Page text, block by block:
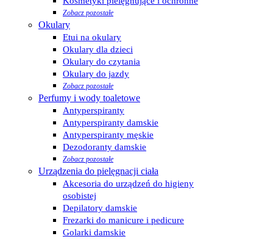
Zobacz pozostałe
Okulary
Etui na okulary
Okulary dla dzieci
Okulary do czytania
Okulary do jazdy
Zobacz pozostałe
Perfumy i wody toaletowe
Antyperspiranty
Antyperspiranty damskie
Antyperspiranty męskie
Dezodoranty damskie
Zobacz pozostałe
Urządzenia do pielęgnacji ciała
Akcesoria do urządzeń do higieny
osobistej
Depilatory damskie
Frezarki do manicure i pedicure
Golarki damskie